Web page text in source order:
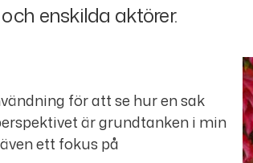
enskilda aktörer.
för att se hur en sak
är grundtanken i min
ett fokus på